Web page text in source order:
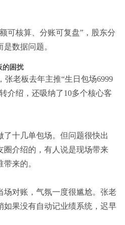
可核算、分账可复盘”，股东分
数据问题。
的困扰
老板去年主推“生日包场6999
介绍，还吸纳了10多个核心客
了十几单包场。但问题很快出
圈介绍的，有人说是现场带来
来的。
场对账，气氛一度很尴尬。张老
如果没有自动记业绩系统，迟早